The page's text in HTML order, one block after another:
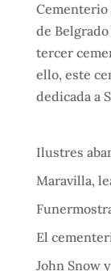
Cementerio
de
tercer
ello, este
dedicada a
Ilustres
Maravilla,
El
John Snow